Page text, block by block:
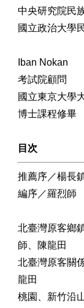
中央研究院民
國立政治大學
Iban Nokan
考試院顧問
國立東京大學
博士課程修畢
目次
推薦序／楊長
編序／羅烈師
北臺灣原客鄉
師、陳龍田
北臺灣原客關
龍田
桃園、新竹沿